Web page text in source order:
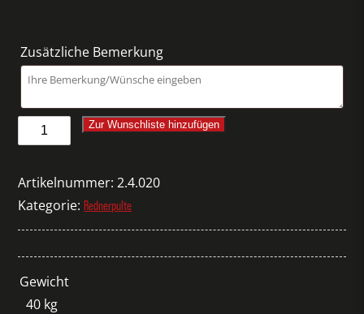
Zusätzliche Bemerkung
Stehkubus
Bauholz
Zur Wunschliste hinzufügen
Artikelnummer:2.4.020
Kategorie:Rednerpulte
Gewicht
40 kg